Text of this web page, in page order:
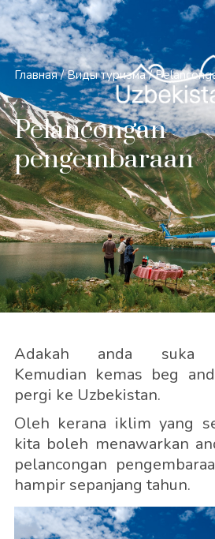
Главная / Виды туризма /
Pelancongan
pengembaraan
Adakah anda suka
Kemudian kemas beg
pergi ke Uzbekistan.
Oleh kerana iklim yang
kita boleh menawarkan
pelancongan
hampir sepanjang tahun.